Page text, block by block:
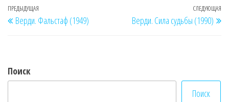
Навигация
по
Предыдущая
запись
ПРЕДЫДУЩАЯ
Верди. Фальстаф (1949)
СЛЕДУЮЩАЯ
Верди. Сила судьбы (1990)
Поиск
Поиск